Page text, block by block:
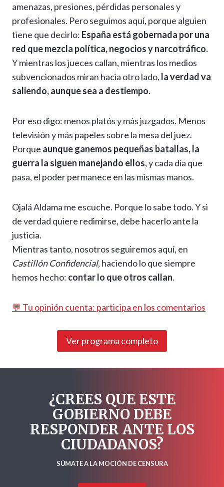
amenazas, presiones, pérdidas personales y
profesionales. Pero seguimos aquí, porque alguien
tiene que decirlo: España está gobernada por una
red que mezcla política, negocios y narcotráfico.
Y mientras los jueces callan, mientras los medios
subvencionados miran hacia otro lado, la verdad va
saliendo, aunque sea a destiempo.
Por eso digo: menos platós y más juzgados. Menos
televisión y más papeles sobre la mesa del juez.
Porque aunque ganemos pequeñas batallas, la
guerra la siguen manejando ellos, y cada día que
pasa, el poder permanece en las mismas manos.
Ojalá Aldama me escuche. Porque lo sabe todo. Y si
de verdad quiere redimirse, debe hacerlo ante la
justicia.
Mientras tanto, nosotros seguiremos aquí, en
Castillón Confidencial, haciendo lo que siempre
hemos hecho: contar lo que otros callan.
💬 Tu opinión cuenta: participa en los comentarios
Ver programa completo
¿CREES QUE ESTE
GOBIERNO DEBE
RESPONDER ANTE LOS
CIUDADANOS?
SÚMATE A LA MOCIÓN DE CENSURA